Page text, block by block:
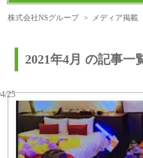
株式会社NSグループ > メディア掲載
2021年4月 の記事一
25